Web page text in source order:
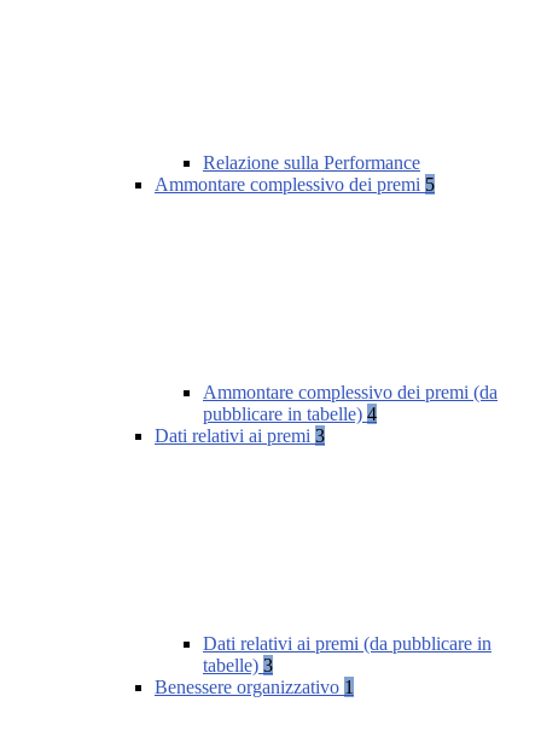
Relazione sulla Performance
Ammontare complessivo dei premi 5
Ammontare complessivo dei premi (da
pubblicare in tabelle) 4
Dati relativi ai premi 3
Dati relativi ai premi (da pubblicare in
tabelle) 3
Benessere organizzativo 1